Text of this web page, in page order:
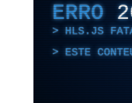
ERRO
HLS.JS
ESTE